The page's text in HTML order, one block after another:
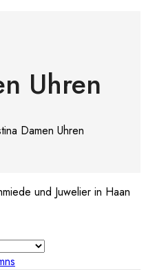
Uhren
Damen Uhren
und Juwelier in Haan